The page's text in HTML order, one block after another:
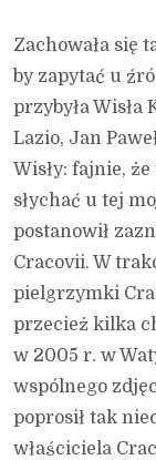
Zachowała się
by zapytać u
przybyła Wisła
Lazio, Jan
Wisły: fajnie,
słychać u tej
postanowił
Cracovii. W
pielgrzymki
przecież kilka
w 2005 r. w
wspólnego
poprosił tak
właściciela